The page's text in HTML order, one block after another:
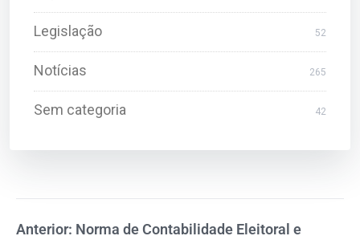
Legislação 52
Notícias 265
Sem categoria 42
Anterior: Norma de Contabilidade Eleitoral e